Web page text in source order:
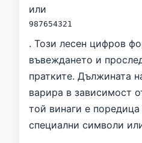
или
987654321
. Този лесен цифров
въвеждането и
пратките. Дължината
варира в зависимост
той винаги е
специални символи